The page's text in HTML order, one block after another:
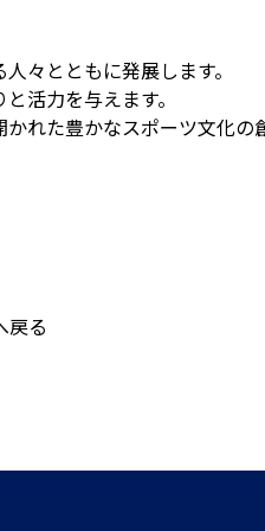
々とともに発展します。
活力を与えます。
れた豊かなスポーツ文化の
戻る